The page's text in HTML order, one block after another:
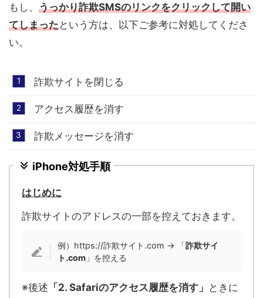
もし、 うっかり詐欺SMSのリンクをクリックして開い
てしまったという方は、以下ご参考に対処してくださ
い。
詐欺サイトを閉じる
アクセス履歴を消す
詐欺メッセージを消す
iPhone対処手順
はじめに
詐欺サイトのアドレスの一部を控えておきます。
例）https://詐欺サイト.com → 「詐欺サイ
ト.com 」を控える
※後述 「2. Safariのアクセス履歴を消す」 ときに